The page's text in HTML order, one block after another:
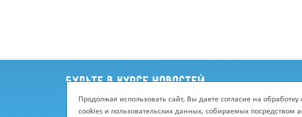
Продолжая использовать сайт, Вы даете согласие на обработку
cookies и пользовательских данных, собираемых посредством
Будьте в курсе новостей
Хотите узнавать о новинках сразу же, как только они